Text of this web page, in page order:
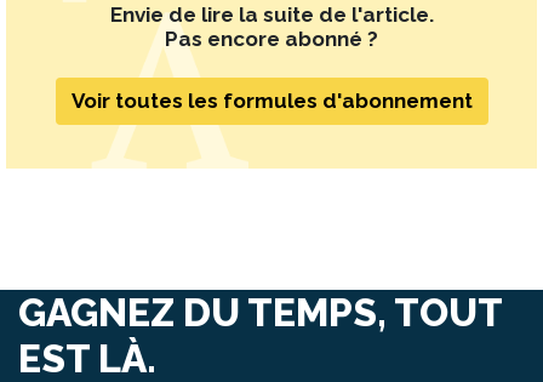
Envie de lire la suite de l'article.
Pas encore abonné ?
Voir toutes les formules d'abonnement
GAGNEZ DU TEMPS, TOUT
EST LÀ.